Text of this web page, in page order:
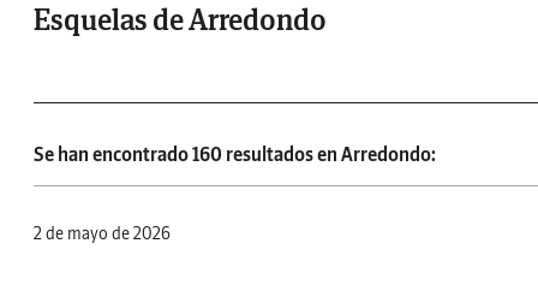
Esquelas de Arredondo
Se han encontrado 160 resultados en Arredondo:
2 de mayo de 2026